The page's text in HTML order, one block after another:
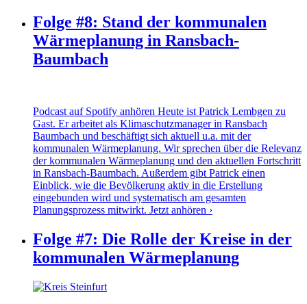
Folge #8: Stand der kommunalen
Wärmeplanung in Ransbach-
Baumbach
Podcast auf Spotify anhören Heute ist Patrick Lembgen zu
Gast. Er arbeitet als Klimaschutzmanager in Ransbach
Baumbach und beschäftigt sich aktuell u.a. mit der
kommunalen Wärmeplanung. Wir sprechen über die Relevanz
der kommunalen Wärmeplanung und den aktuellen Fortschritt
in Ransbach-Baumbach. Außerdem gibt Patrick einen
Einblick, wie die Bevölkerung aktiv in die Erstellung
eingebunden wird und systematisch am gesamten
Planungsprozess mitwirkt. Jetzt anhören ›
Folge #7: Die Rolle der Kreise in der
kommunalen Wärmeplanung